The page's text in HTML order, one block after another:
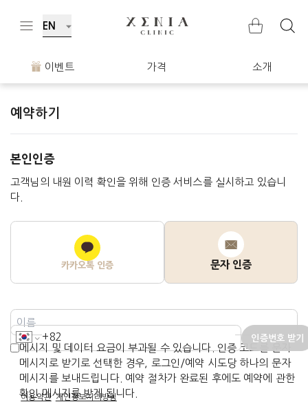
EN
이벤트 가격 소개
예약하기
본인인증
고객님의 내원 이력 확인을 위해 인증 서비스를 실시하고 있습니
다.
카카오톡 인증 문자 인증
인증번호 받기
메시지 및 데이터 요금이 부과될 수 있습니다. 인증 코드를 문자
메시지로 받기로 선택한 경우, 로그인/예약 시도당 하나의 문자
메시지를 보내드립니다. 예약 절차가 완료된 후에도 예약에 관한
확인 메시지를 받게 됩니다.
이용약관 개인정보처리방침